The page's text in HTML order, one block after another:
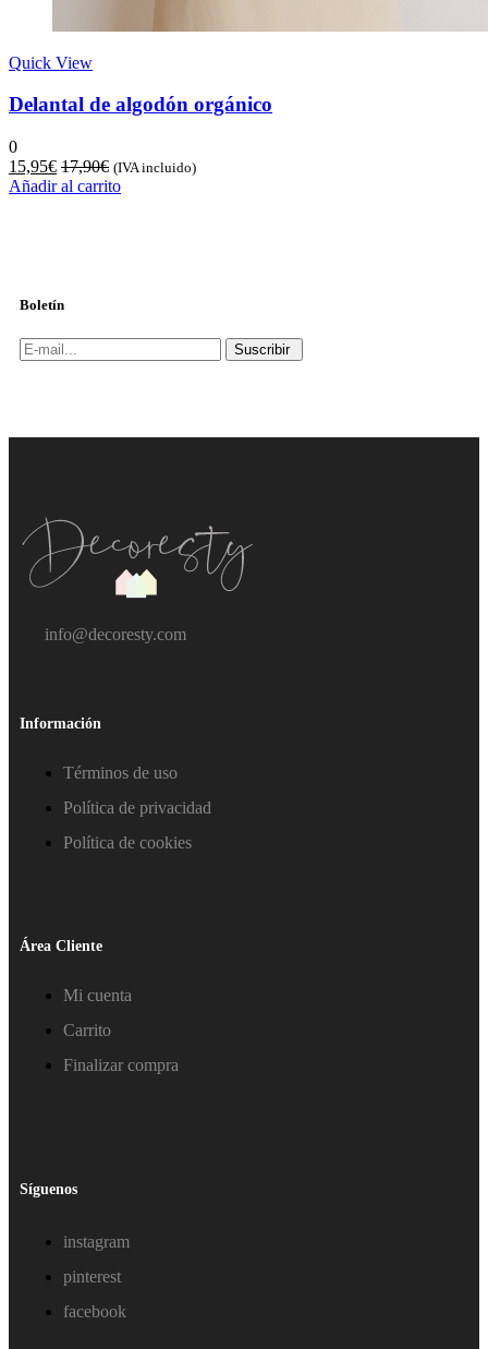
Quick View
Delantal de algodón orgánico
0
15,95€ 17,90€ (IVA incluido)
Añadir al carrito
Boletín
Suscribir
info@decoresty.com
Información
Términos de uso
Política de privacidad
Política de cookies
Área Cliente
Mi cuenta
Carrito
Finalizar compra
Síguenos
instagram
pinterest
facebook